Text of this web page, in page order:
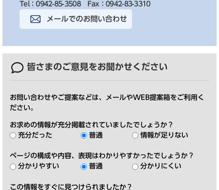
Tel：0942-85-3508
Fax：0942-83-3310
メールでのお問い合わせ
皆さまのご意見をお聞かせください
お問い合わせやご提案などは、メールやWEB提案箱をご利用く
ださい。
お求めの情報が充分掲載されていましたでしょうか？
充分だった
普通 情報が足りない
ページの構成や内容、表現はわかりやすかったでしょうか？
分かりやすい
普通 分かりにくい
この情報をすぐに見つけられましたか？